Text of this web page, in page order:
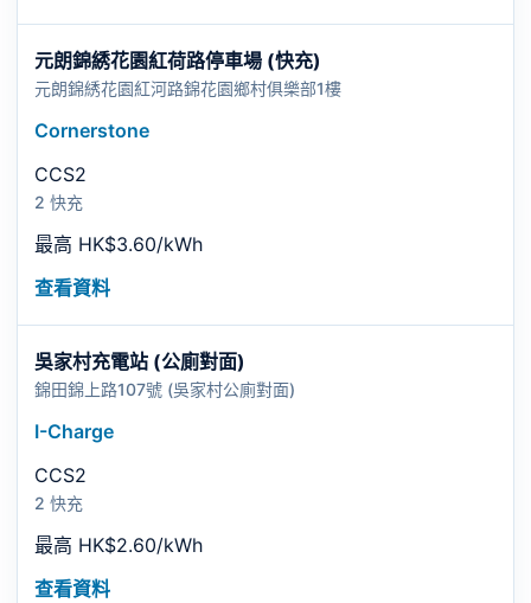
元朗錦綉花園紅荷路停車場 (快充)
元朗錦綉花園紅河路錦花園鄉村俱樂部1樓
Cornerstone
CCS2
2 快充
最高 HK$3.60/kWh
查看資料
吳家村充電站 (公廁對面)
錦田錦上路107號 (吳家村公廁對面)
I-Charge
CCS2
2 快充
最高 HK$2.60/kWh
查看資料